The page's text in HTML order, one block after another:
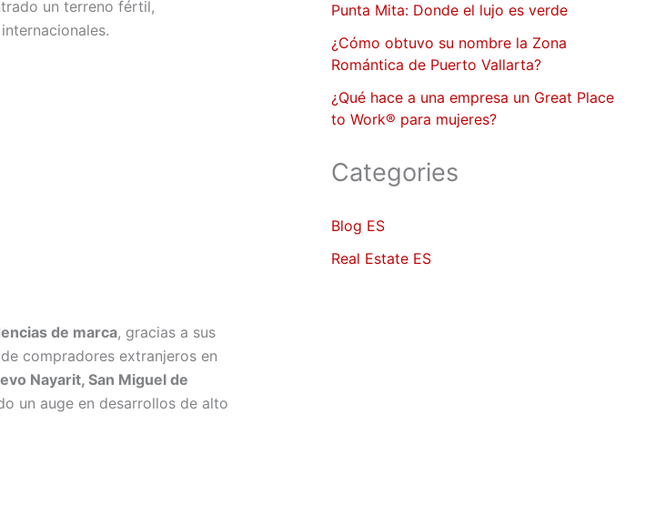
un terreno fértil,
de marca, gracias a sus
compradores extranjeros en
Nayarit, San Miguel de
un auge en desarrollos de alto
Punta Mita: Donde el lujo es verde
¿Cómo obtuvo su nombre la Zona
Romántica de Puerto Vallarta?
¿Qué hace a una empresa un Great Place
to Work® para mujeres?
Categories
Blog ES
Real Estate ES